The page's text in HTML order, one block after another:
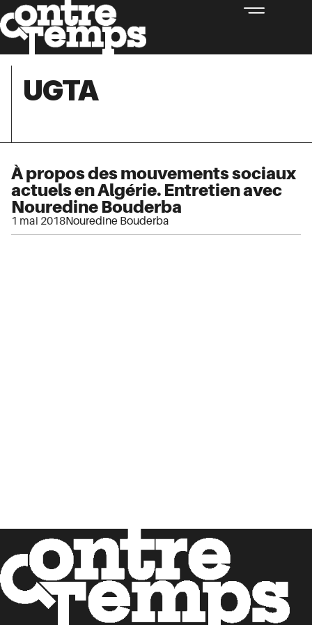
UGTA
À propos des mouvements sociaux
actuels en Algérie. Entretien avec
Nouredine Bouderba
1 mai 2018Nouredine Bouderba